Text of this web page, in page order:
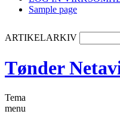
Sample page
ARTIKELARKIV
Tønder
Tema
menu